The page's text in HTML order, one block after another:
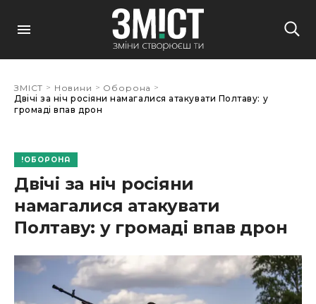
ЗМІСТ > Новини > Оборона >
Двічі за ніч росіяни намагалися атакувати Полтаву: у
громаді впав дрон
ОБОРОНА
Двічі за ніч росіяни
намагалися атакувати
Полтаву: у громаді впав дрон